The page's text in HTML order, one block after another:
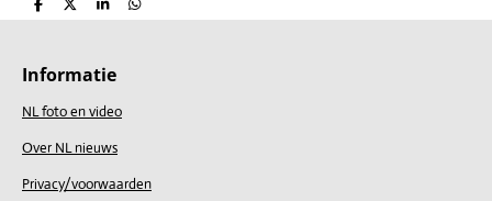
D
e
n
D
e
S
h
e
D
e
Informatie
NL foto en video
Over NL nieuws
Privacy/voorwaarden